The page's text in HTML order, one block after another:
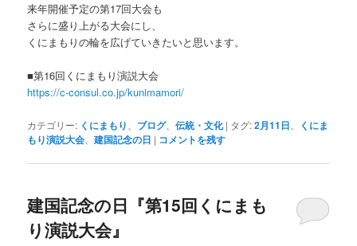
来年開催予定の第17回大会も
さらに盛り上がる大会にし、
くにまもりの輪を広げていきたいと思います。
■第16回くにまもり演説大会
https://c-consul.co.jp/kunimamori/
カテゴリー: くにまもり ブログ、伝統・文化 | タグ:2月11日
くにま
もり演説大会 、建国記念の日 | コメントを残す
建国記念の日『第15回くにまも
り演説大会』